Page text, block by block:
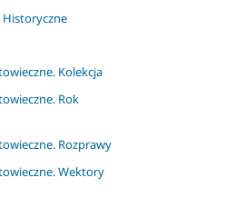
Historyczne
Kolekcja
Rok
Rozprawy
Wektory